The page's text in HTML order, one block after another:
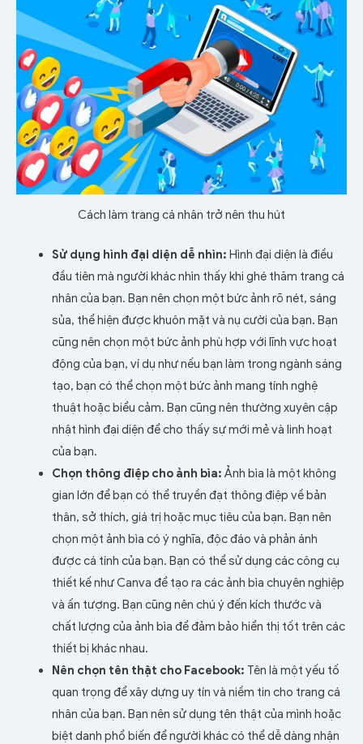
Cách làm trang cá nhân trở nên thu hút
Sử dụng hình đại diện dễ nhìn: Hình đại diện là điều
đầu tiên mà người khác nhìn thấy khi ghé thăm trang cá
nhân của bạn. Bạn nên chọn một bức ảnh rõ nét, sáng
sủa, thể hiện được khuôn mặt và nụ cười của bạn. Bạn
cũng nên chọn một bức ảnh phù hợp với lĩnh vực hoạt
động của bạn, ví dụ như nếu bạn làm trong ngành sáng
tạo, bạn có thể chọn một bức ảnh mang tính nghệ
thuật hoặc biểu cảm. Bạn cũng nên thường xuyên cập
nhật hình đại diện để cho thấy sự mới mẻ và linh hoạt
của bạn.
Chọn thông điệp cho ảnh bìa: Ảnh bìa là một không
gian lớn để bạn có thể truyền đạt thông điệp về bản
thân, sở thích, giá trị hoặc mục tiêu của bạn. Bạn nên
chọn một ảnh bìa có ý nghĩa, độc đáo và phản ánh
được cá tính của bạn. Bạn có thể sử dụng các công cụ
thiết kế như Canva để tạo ra các ảnh bìa chuyên nghiệp
và ấn tượng. Bạn cũng nên chú ý đến kích thước và
chất lượng của ảnh bìa để đảm bảo hiển thị tốt trên các
thiết bị khác nhau.
Nên chọn tên thật cho Facebook: Tên là một yếu tố
quan trọng để xây dựng uy tín và niềm tin cho trang cá
nhân của bạn. Bạn nên sử dụng tên thật của mình hoặc
biệt danh phổ biến để người khác có thể dễ dàng nhận